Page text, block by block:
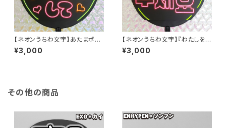
【ネオンうちわ文字】あたまポン
ポンして【ファンサ】
¥3,000
【ネオンうちわ文字】『わたしを撃
って』ハングル[쏘아 주세요] 【フ
ァンサ】
¥3,000
その他の商品